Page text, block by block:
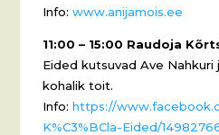
Info:www.anijamois.ee
11:00 – 15:00 Raudoja
Eided kutsuvad Ave Nahkuri
kohalik toit.
Info:https://
K%C3%BCla-Eided/